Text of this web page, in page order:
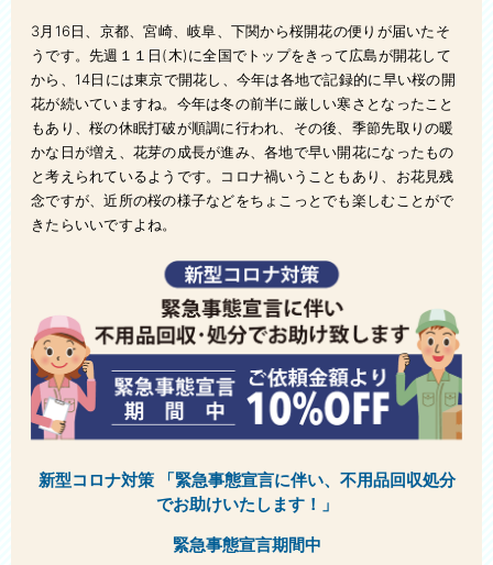
3月16日、 京都、宮崎、岐阜、下関から桜開花の便りが届いたそ
うです。先週１１日(木)に全国でトップをきって広島が開花して
から、14日には東京で開花し、今年は各地で記録的に早い桜の開
花が続いていますね。今年は冬の前半に厳しい寒さとなったこと
もあり、桜の休眠打破が順調に行われ、その後、季節先取りの暖
かな日が増え、花芽の成長が進み、各地で早い開花になったもの
と考えられているようです。コロナ禍いうこともあり、お花見残
念ですが、近所の桜の様子などをちょこっとでも楽しむことがで
きたらいいですよね。
新型コロナ対策 「緊急事態宣言に伴い、不用品回収処分
でお助けいたします！」
緊急事態宣言期間中
風呂釜処分
庭・ベランダ整理
エアコン処分
タンス処分
ウォーターベッド処分
衣類処分
自転車回収処分
植木処分